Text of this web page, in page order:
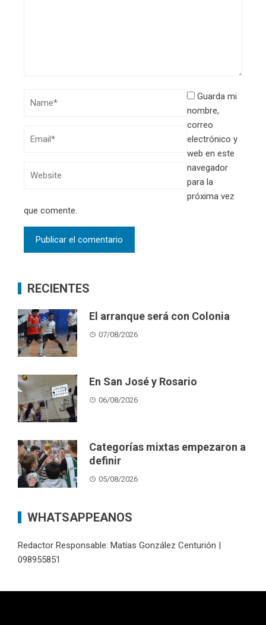
Guarda mi
nombre,
correo
electrónico y
web en este
navegador
para la
próxima vez
que comente.
RECIENTES
El arranque será con Colonia
07/08/2026
En San José y Rosario
06/08/2026
Categorías mixtas empezaron a
definir
05/08/2026
WHATSAPPEANOS
Redactor Responsable: Matías González Centurión |
098955851